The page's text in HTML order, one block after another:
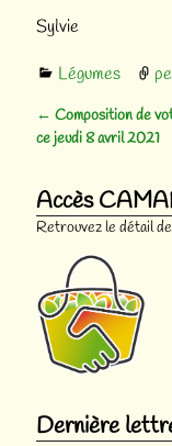
Sylvie
Légumes
Navigation
← Composition de
ce jeudi 8 avril 2021
Accès
Retrouvez le détail
Dernière